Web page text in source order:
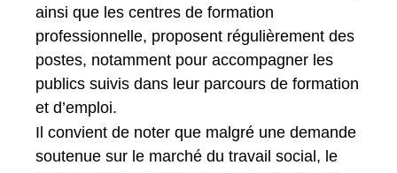
ainsi que les centres de formation
professionnelle, proposent régulièrement des
postes, notamment pour accompagner les
publics suivis dans leur parcours de formation
et d’emploi.
Il convient de noter que malgré une demande
soutenue sur le marché du travail social, le